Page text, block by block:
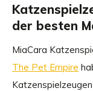
der besten
MiaCara
The Pet Empire